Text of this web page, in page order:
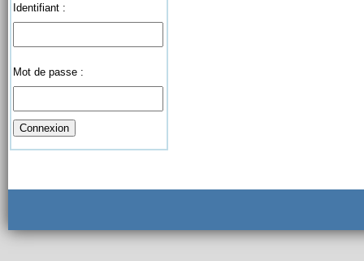
Identifiant :
Mot de passe :